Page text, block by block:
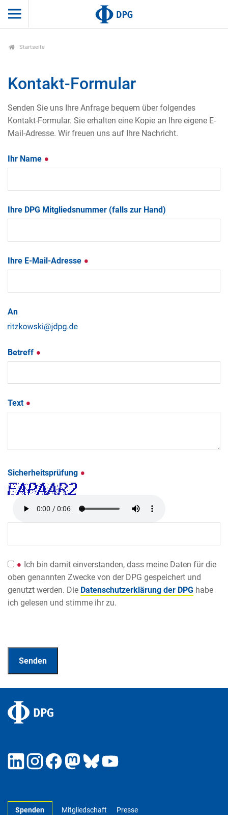
Startseite
Kontakt-Formular
Senden Sie uns Ihre Anfrage bequem über folgendes
Kontakt-Formular. Sie erhalten eine Kopie an Ihre eigene E-
Mail-Adresse. Wir freuen uns auf Ihre Nachricht.
Ihr Name
Ihre DPG Mitgliedsnummer (falls zur Hand)
Ihre E-Mail-Adresse
An
Betreff
Text
Sicherheitsprüfung
Ich bin damit einverstanden, dass meine Daten für die
oben genannten Zwecke von der DPG gespeichert und
genutzt werden. Die Datenschutzerklärung der DPG habe
ich gelesen und stimme ihr zu.
Spenden Mitgliedschaft Presse